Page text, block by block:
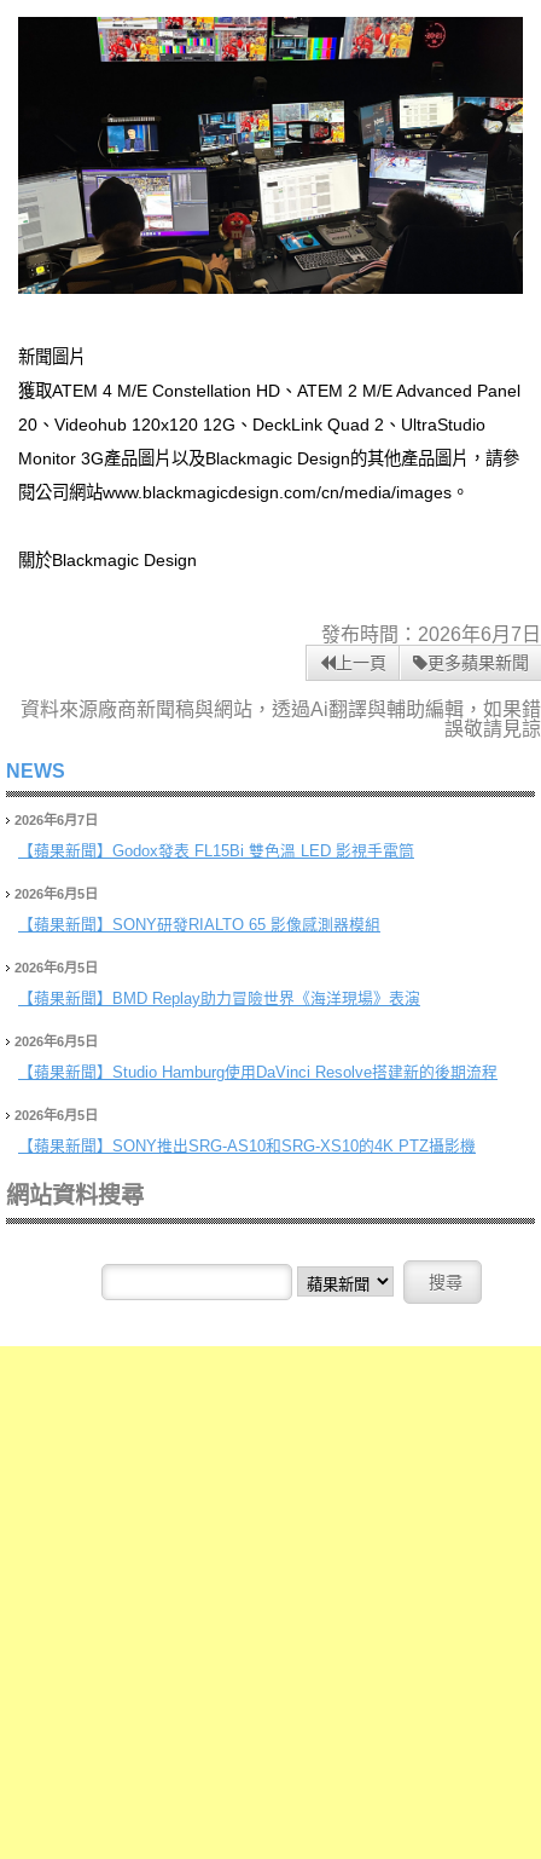
新聞圖片
獲取ATEM 4 M/E Constellation HD、ATEM 2 M/E Advanced Panel
20、Videohub 120x120 12G、DeckLink Quad 2、UltraStudio
Monitor 3G產品圖片以及Blackmagic Design的其他產品圖片，請參
閱公司網站www.blackmagicdesign.com/cn/media/images。
關於Blackmagic Design
發布時間：2026年6月7日
上一頁 更多蘋果新聞
資料來源廠商新聞稿與網站，透過Ai翻譯與輔助編輯，如果錯
誤敬請見諒
NEWS
2026年6月7日
【蘋果新聞】 Godox發表 FL15Bi 雙色溫 LED 影視手電筒
2026年6月5日
【蘋果新聞】 SONY研發RIALTO 65 影像感測器模組
2026年6月5日
【蘋果新聞】 BMD Replay助力冒險世界《海洋現場》表演
2026年6月5日
【蘋果新聞】 Studio Hamburg使用DaVinci Resolve搭建新的後期流程
2026年6月5日
【蘋果新聞】 SONY推出SRG-AS10和SRG-XS10的4K PTZ攝影機
網站資料搜尋